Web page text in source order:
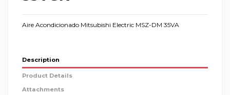
Aire Acondicionado Mitsubishi Electric MSZ-DM 35VA
Description
Product Details
Attachments